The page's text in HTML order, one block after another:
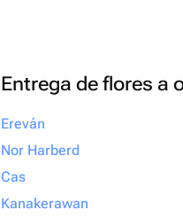
Entrega de flores a
Ereván
Nor Harberd
Cas
Kanakerawan